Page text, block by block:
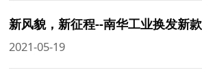
新风貌，新征程--南华工业换发新
2021-05-19